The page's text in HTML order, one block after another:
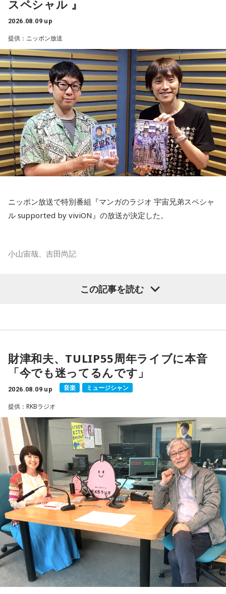
スペシャル 』
2026.08.09 up
提供：ニッポン放送
ニッポン放送で特別番組『マンガのラジオ 宇宙兄弟スペシャ
ル supported by viviON』の放送が決定した。
小山宙哉、吉田尚記
パーソナリティを務め、漫画にまつわるゲストを迎えるポッ
18年に及ぶ「宇宙兄弟」の連載完結のタイミングでの出演と
なり、「宇宙兄弟」誕生のエピソードや「キャラクターに出
会う」というキャラクター造形について、ストーリーの発想
小山宙哉をゲストに迎える特別番組『マンガのラジオ 宇宙兄
弟スペシャル supported by viviON』は8月16日（日）19時
から放送。放送後には、地上波本編で未公開の音源を含むデ
ィレクターズカット版のポッドキャスト配信も予定してい
る。
【小山宙哉プロフィール】
1978年生 京都府出身 京都市立銅駝美術工芸高等学校（現：
京都市立美術工芸高等学校）、大阪市立デザイン教育研究所
卒業。デザイン会社勤務を経て、「モーニング」に持ち込み
をした『ジジジイ』で第14回MANGA OPEN審査委員賞（わ
たせせいぞう賞）受賞。『劇団JET’S』で第15回MANGA
OPEN大賞受賞。2006年『ハルジャン』『ジジジイ-GGG-』
この記事を読む
財津和夫、TULIP55周年ライブに本音
「今でも迷ってるんです」
2026.08.09 up 音楽 ミュージシャン
提供：RKBラジオ